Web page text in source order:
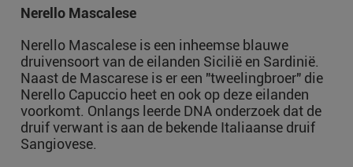
Nerello Mascalese
Nerello Mascalese is een inheemse blauwe
druivensoort van de eilanden Sicilië en Sardinië.
Naast de Mascarese is er een "tweelingbroer" die
Nerello Capuccio heet en ook op deze eilanden
voorkomt. Onlangs leerde DNA onderzoek dat de
druif verwant is aan de bekende Italiaanse druif
Sangiovese.